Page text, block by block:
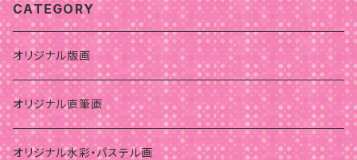
CATEGORY
オリジナル版画
オリジナル直筆画
オリジナル水彩・パステル画